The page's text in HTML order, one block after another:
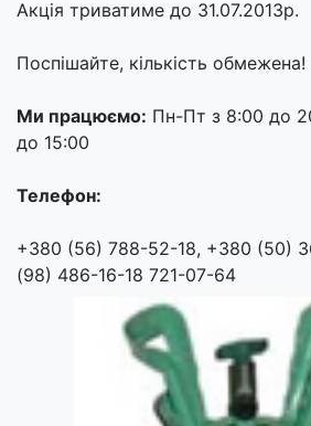
Акція триватиме до 31.07.2013р.
Поспішайте, кількість обмежена!
Ми працюємо: Пн-Пт з 8:00 до
до 15:00
Телефон:
+380 (56) 788-52-18, +380 (50)
(98) 486-16-18 721-07-64